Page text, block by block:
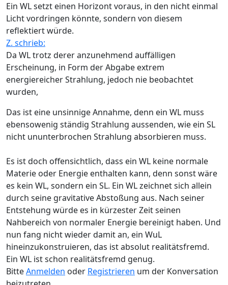
Ein WL setzt einen Horizont voraus, in den nicht einmal
Licht vordringen könnte, sondern von diesem
reflektiert würde.
Z. schrieb:
Da WL trotz derer anzunehmend auffälligen
Erscheinung, in Form der Abgabe extrem
energiereicher Strahlung, jedoch nie beobachtet
wurden,
Das ist eine unsinnige Annahme, denn ein WL muss
ebensowenig ständig Strahlung aussenden, wie ein SL
nicht ununterbrochen Strahlung absorbieren muss.
Es ist doch offensichtlich, dass ein WL keine normale
Materie oder Energie enthalten kann, denn sonst wäre
es kein WL, sondern ein SL. Ein WL zeichnet sich allein
durch seine gravitative Abstoßung aus. Nach seiner
Entstehung würde es in kürzester Zeit seinen
Nahbereich von normaler Energie bereinigt haben. Und
nun fang nicht wieder damit an, ein WuL
hineinzukonstruieren, das ist absolut realitätsfremd.
Ein WL ist schon realitätsfremd genug.
BitteAnmelden oder Registrieren um der Konversation